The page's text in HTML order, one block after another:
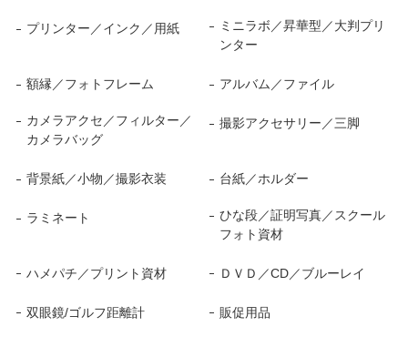
プリンター／インク／用紙
ミニラボ／昇華型／大判プリ
ンター
額縁／フォトフレーム アルバム／ファイル
カメラアクセ／フィルター／
カメラバッグ
撮影アクセサリー／三脚
背景紙／小物／撮影衣装 台紙／ホルダー
ラミネート
ひな段／証明写真／スクール
フォト資材
ハメパチ／プリント資材 ＤＶＤ／CD／ブルーレイ
双眼鏡/ゴルフ距離計 販促用品